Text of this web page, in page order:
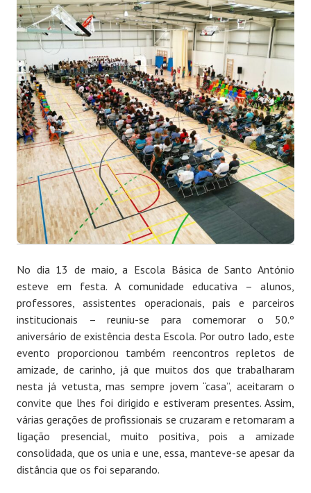
No dia 13 de maio, a Escola Básica de Santo António
esteve em festa. A comunidade educativa – alunos,
professores, assistentes operacionais, pais e parceiros
institucionais – reuniu-se para comemorar o 50.º
aniversário de existência desta Escola. Por outro lado, este
evento proporcionou também reencontros repletos de
amizade, de carinho, já que muitos dos que trabalharam
nesta já vetusta, mas sempre jovem “casa”, aceitaram o
convite que lhes foi dirigido e estiveram presentes. Assim,
várias gerações de profissionais se cruzaram e retomaram a
ligação presencial, muito positiva, pois a amizade
consolidada, que os unia e une, essa, manteve-se apesar da
distância que os foi separando.